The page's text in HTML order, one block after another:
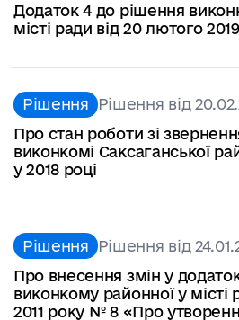
Додаток 4 до рішення
місті ради від 20 лютого
Рішення Рішення від
Про стан роботи зі
виконкомі Саксаганської
у 2018 році
Рішення Рішення від
Про внесення змін у
виконкому районної у місті
2011 року № 8 «Про